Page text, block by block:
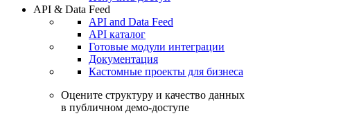
Откройте глобальную базу данных
Получить доступ
API & Data Feed
API and Data Feed
API каталог
Документация